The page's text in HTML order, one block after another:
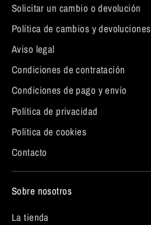
Solicitar un cambio o devolución
Política de cambios y devoluciones
Aviso legal
Condiciones de contratación
Condiciones de pago y envío
Política de privacidad
Política de cookies
Contacto
Sobre nosotros
La tienda